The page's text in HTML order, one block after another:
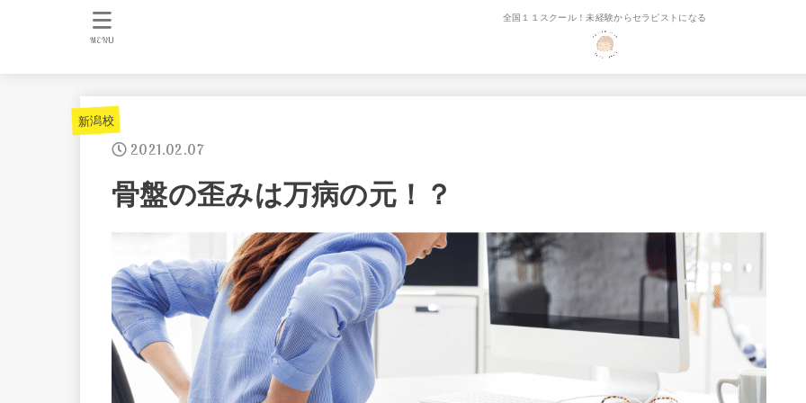
全国１１スクール！未経験からセラピストになる
MENU
新潟校
2021.02.07
骨盤の歪みは万病の元！？